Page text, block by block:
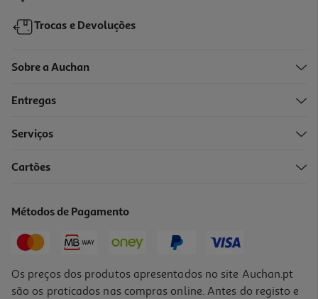
Trocas e Devoluções
Sobre a Auchan
Entregas
Serviços
Cartões
Métodos de Pagamento
Os preços dos produtos apresentados no site Auchan.pt
são os praticados nas compras online. Antes do registo e